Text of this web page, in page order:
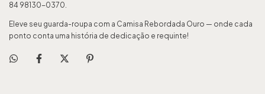
84 98130-0370.
Eleve seu guarda-roupa com a Camisa Rebordada Ouro — onde cada
ponto conta uma história de dedicação e requinte!